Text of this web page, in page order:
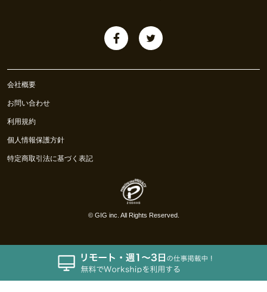
会社概要
お問い合わせ
利用規約
個人情報保護方針
特定商取引法に基づく表記
© GIG inc. All Rights Reserved.